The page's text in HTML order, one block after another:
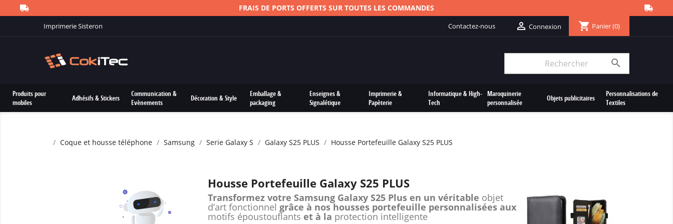
FRAIS DE PORTS OFFERTS SUR TOUTES LES COMMANDES
Imprimerie Sisteron Contactez-nous  Connexion shopping_cart Panier(0)

Produits pour
mobiles
Adhésifs & Stickers
Communication &
Evènements
Décoration & Style
Emballage &
packaging
Enseignes &
Signalétique
Imprimerie &
Papèterie
Informatique & High-
Tech
Maroquinerie
personnalisée
Objets publicitaires
Personnalisations de
Textiles
Coque et housse téléphone Samsung Serie Galaxy S Galaxy S25 PLUS Housse Portefeuille Galaxy S25 PLUS
Housse Portefeuille Galaxy S25 PLUS
Transformez votre Samsung Galaxy S25 Plus en un véritable objet
d’art fonctionnel grâce à nos housses portefeuille personnalisées aux
motifs époustouflants et à la protection intelligente